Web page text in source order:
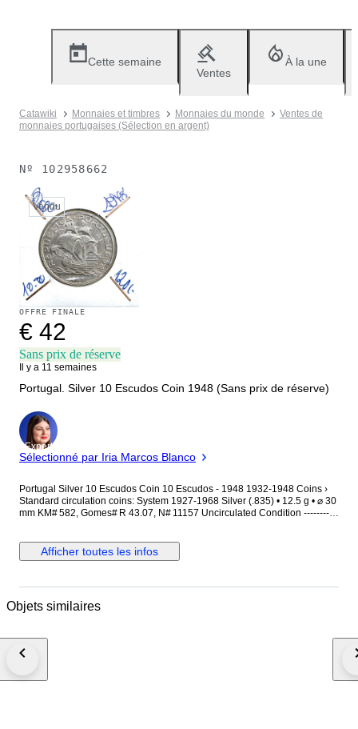
Cette semaine
Ventes
À la une
Catawiki Monnaies et timbres Monnaies du monde
Ventes de
monnaies portugaises (Sélection en argent)
Nº 102958662
Vendu
OFFRE FINALE
€ 42
Sans prix de réserve
Il y a 11 semaines
Portugal. Silver 10 Escudos Coin 1948 (Sans prix de réserve)
Expert
Sélectionné par Iria Marcos Blanco
Portugal Silver 10 Escudos Coin 10 Escudos - 1948 1932-1948 Coins ›
Standard circulation coins: System 1927-1968 Silver (.835) • 12.5 g • ⌀ 30
mm KM# 582, Gomes# R 43.07, N# 11157 Uncirculated Condition -----------
shipping costs applied to each order. This policy allows us to ensure
careful handling and faster, safer delivery of every piece. We appreciate
clarification.
Afficher toutes les infos
Objets similaires